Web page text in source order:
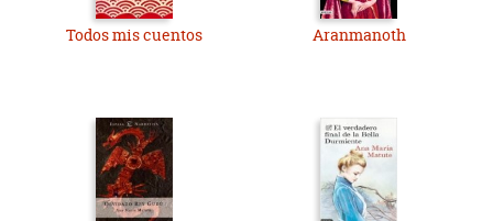
Todos mis cuentos Aranmanoth